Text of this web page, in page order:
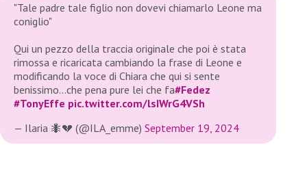
"Tale padre tale figlio non dovevi chiamarlo Leone ma
coniglio"
Qui un pezzo della traccia originale che poi è stata
rimossa e ricaricata cambiando la frase di Leone e
modificando la voce di Chiara che qui si sente
benissimo…che pena pure lei che fa#Fedez
#TonyEffe pic.twitter.com/lsIWrG4VSh
— Ilaria 🐜💔 (@ILA_emme) September 19, 2024